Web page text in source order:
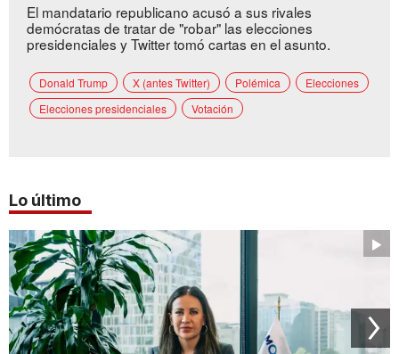
El mandatario republicano acusó a sus rivales
demócratas de tratar de "robar" las elecciones
presidenciales y Twitter tomó cartas en el asunto.
Donald Trump X (antes Twitter) Polémica
Elecciones
Elecciones presidenciales
Votación
Lo último